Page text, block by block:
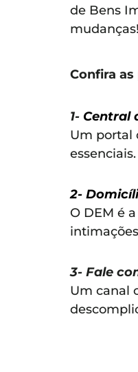
de Bens
mudanças!
Confira as
1- Central
Um portal
2-
O DEM é
3- Fale
Um canal